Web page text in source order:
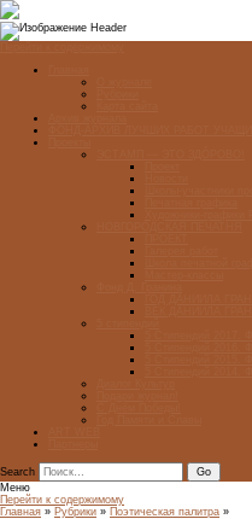
Search
Меню
Перейти к содержимому
Главная » Рубрики » Поэтическая палитра »